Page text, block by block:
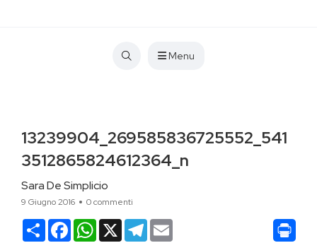
Menu
13239904_269585836725552_541
3512865824612364_n
Sara De Simplicio
9 Giugno 2016 0 commenti
CondividiFacebookWhatsApp
X Telegram